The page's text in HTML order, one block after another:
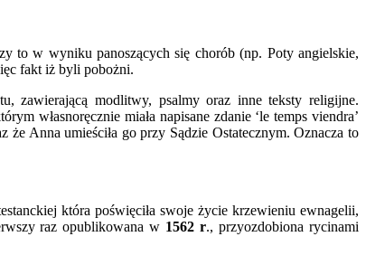
to w wyniku panoszących się chorób (np. Poty angielskie,
fakt iż byli pobożni.
zawierającą modlitwy, psalmy oraz inne teksty religijne.
własnoręcznie miała napisane zdanie ‘le temps viendra’
że Anna umieściła go przy Sądzie Ostatecznym. Oznacza to
która poświęciła swoje życie krzewieniu ewnagelii,
raz opublikowana w 1562 r., przyozdobiona rycinami